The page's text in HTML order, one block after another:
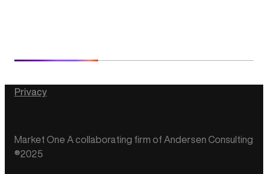
Market One A collaborating firm of Andersen Consulting
®2025
Privacy